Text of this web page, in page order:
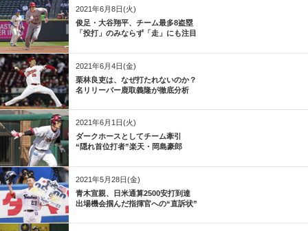
2021年6月8日(火)
俊足・大谷翔平、チーム最多8盗塁
「投打」のみならず「走」にも注目
2021年6月4日(金)
栗林良吏は、なぜ打たれないのか？
名リリーバー鹿取義隆が徹底分析
2021年6月1日(火)
ダークホースとしてチーム牽引
“隠れ首位打者”楽天・岡島豪郎
2021年5月28日(金)
青木宣親、日米通算2500安打到達
出場機会掴んだ指揮官への“直訴状”